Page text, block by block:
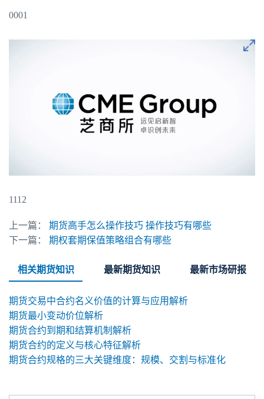
0001
1112
上一篇：
期货高手怎么操作技巧 操作技巧有哪些
下一篇：
期权套期保值策略组合有哪些
相关期货知识 最新期货知识 最新市场研报
期货交易中合约名义价值的计算与应用解析
期货最小变动价位解析
期货合约到期和结算机制解析
期货合约的定义与核心特征解析
期货合约规格的三大关键维度：规模、交割与标准化